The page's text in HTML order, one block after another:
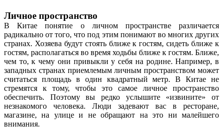
Личное пространство
В Китае понятие о личном пространстве различается
радикально от того, что под этим понимают во многих других
странах. Хозяева будут стоять ближе к гостям, сидеть ближе к
гостям, располагаться во время ходьбы ближе к гостям. Ближе,
чем то, к чему они привыкли у себя на родине. Например, в
западных странах приемлемым личным пространством может
считаться площадь в один квадратный метр. В Китае не
стремятся к тому, чтобы это самое личное пространство
обеспечить. Поэтому вы редко услышите «извините» от
незнакомого человека. Люди задевают вас в ресторане,
магазине, на улице и не обращают на это ни малейшего
внимания.